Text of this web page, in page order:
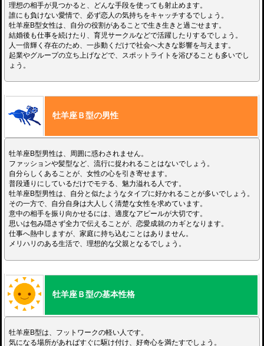
理想の相手が見つかると、どんな手段を使っても射止めます。
誰にも負けない愛情で、必ず恋人の気持ちをキャッチするでしょう。
牡羊座B型女性は、自分の役割があることで生き生きと過ごせます。
結婚後も仕事を続けたり、育児サークルなどで活躍したりするでしょう。
人一倍輝く存在のため、一歩動くだけで社会へ大きな影響を与えます。
起業やグループの立ち上げなどで、スポットライトを浴びることも多いでし
ょう。
牡羊座Ｂ型の男性
牡羊座B型男性は、周囲に惑わされません。
ファッションや髪型など、流行に捉われることはないでしょう。
自分らしくあることが、女性の心を引き寄せます。
普段通りにしているだけでモテる、魅力溢れる人です。
牡羊座B型男性は、自分と似たようなタイプに好かれることが多いでしょう。
その一方で、自分自身は大人しく清楚な女性を求めています。
意中の相手を振り向かせるには、適度なアピールが大切です。
思いは包み隠さず全力で伝えることが、恋愛成就のカギとなります。
仕事へ熱中しますが、家庭に持ち込むことはありません。
メリハリのある生活で、理想的な父親となるでしょう。
牡羊座Ｂ型の基本性格
牡羊座B型は、フットワークの軽い人です。
気になる場所があればすぐに駆け付け、好奇心を満たすでしょう。